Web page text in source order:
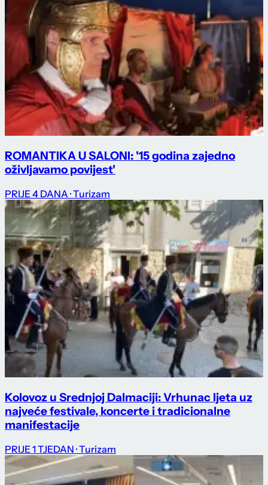
ROMANTIKA U SALONI: '15 godina zajedno
oživljavamo povijest'
PRIJE 4 DANA · Turizam
Kolovoz u Srednjoj Dalmaciji: Vrhunac ljeta uz
najveće festivale, koncerte i tradicionalne
manifestacije
PRIJE 1 TJEDAN · Turizam